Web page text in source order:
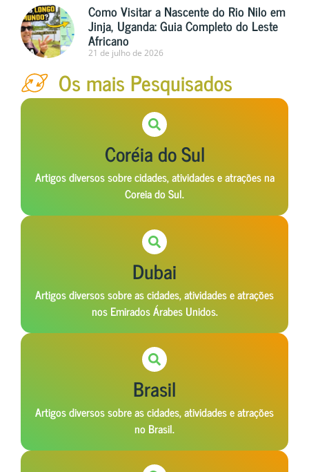
Como Visitar a Nascente do Rio Nilo em
Jinja, Uganda: Guia Completo do Leste
Africano
21 de julho de 2026
Os mais Pesquisados
Coréia do Sul
Artigos diversos sobre cidades, atividades e atrações na
Coreia do Sul.
Dubai
Artigos diversos sobre as cidades, atividades e atrações
nos Emirados Árabes Unidos.
Brasil
Artigos diversos sobre as cidades, atividades e atrações
no Brasil.